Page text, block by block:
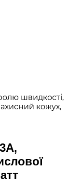
швидкості,
кожух,